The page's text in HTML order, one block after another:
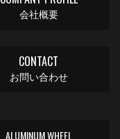
会社概要
CONTACT
お問い合わせ
ALUMINUM WHEEL